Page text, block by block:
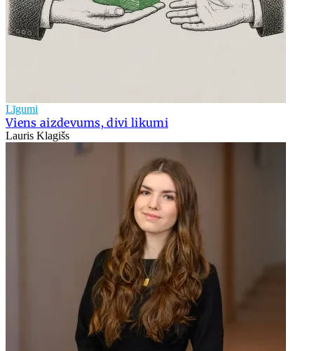
Līgumi
Viens aizdevums, divi likumi
Lauris Klagišs